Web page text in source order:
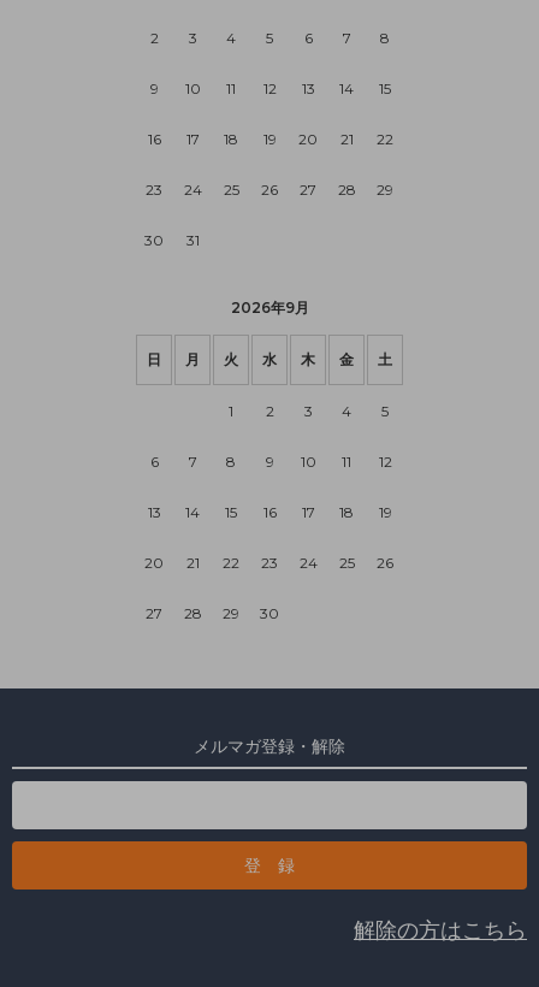
2 3 4 5 6 7 8
9 10 11 12 13 14 15
16 17 18 19 20 21 22
23 24 25 26 27 28 29
30 31
2026年9月
日 月 火 水 木 金 土
1 2 3 4 5
6 7 8 9 10 11 12
13 14 15 16 17 18 19
20 21 22 23 24 25 26
27 28 29 30
メルマガ登録・解除
解除の方はこちら